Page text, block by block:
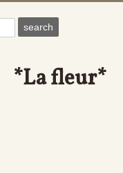
search
*La fleur*